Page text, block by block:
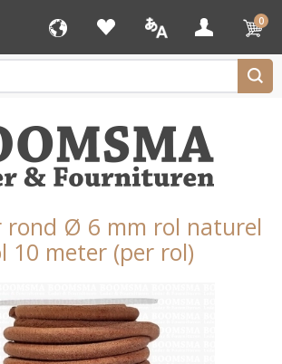
0
rond Ø 6 mm rol naturel
10 meter (per rol)